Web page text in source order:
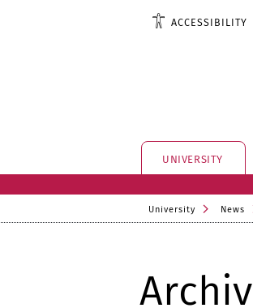
ACCESSIBILITY
UNIVERSITY
University News
Archiv